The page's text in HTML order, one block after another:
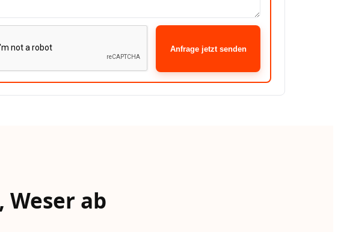
Anfrage jetzt senden
ab